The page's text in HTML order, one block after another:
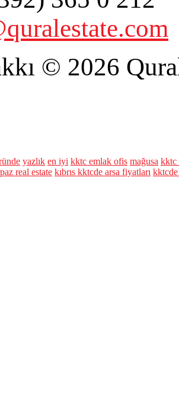
© 2026
yazlık en iyi kktc emlak ofis mağusa kktc
real estate kıbrıs kktcde arsa fiyatları kktcde